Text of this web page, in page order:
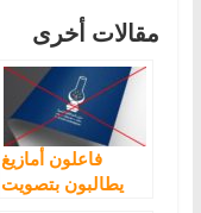
مقالات أخرى
فاعلون أمازيغ
يطالبون بتصويت